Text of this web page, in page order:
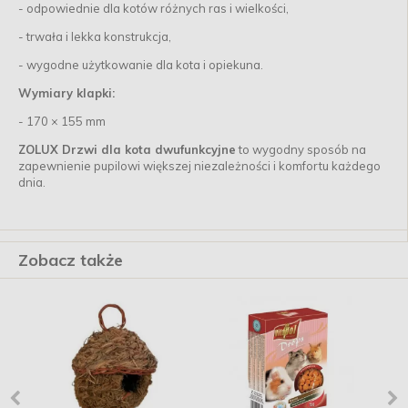
- odpowiednie dla kotów różnych ras i wielkości,
- trwała i lekka konstrukcja,
- wygodne użytkowanie dla kota i opiekuna.
Wymiary klapki:
- 170 × 155 mm
ZOLUX Drzwi dla kota dwufunkcyjneto wygodny sposób na
zapewnienie pupilowi większej niezależności i komfortu każdego
dnia.
Zobacz także